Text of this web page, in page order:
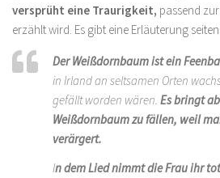
versprüht eine Traurigkeit, passend
erzählt wird. Es gibt eine Erläuterung
Der Weißdornbaum ist ein
in Irland an seltsamen Orten
gefällt worden wären. Es bringt
Weißdornbaum zu fällen, weil
verärgert.
In dem Lied nimmt die Frau ihr